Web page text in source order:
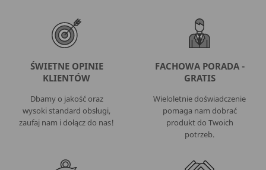
ŚWIETNE OPINIE
KLIENTÓW
Dbamy o jakość oraz
wysoki standard obsługi,
zaufaj nam i dołącz do nas!
FACHOWA PORADA -
GRATIS
Wieloletnie doświadczenie
pomaga nam dobrać
produkt do Twoich
potrzeb.